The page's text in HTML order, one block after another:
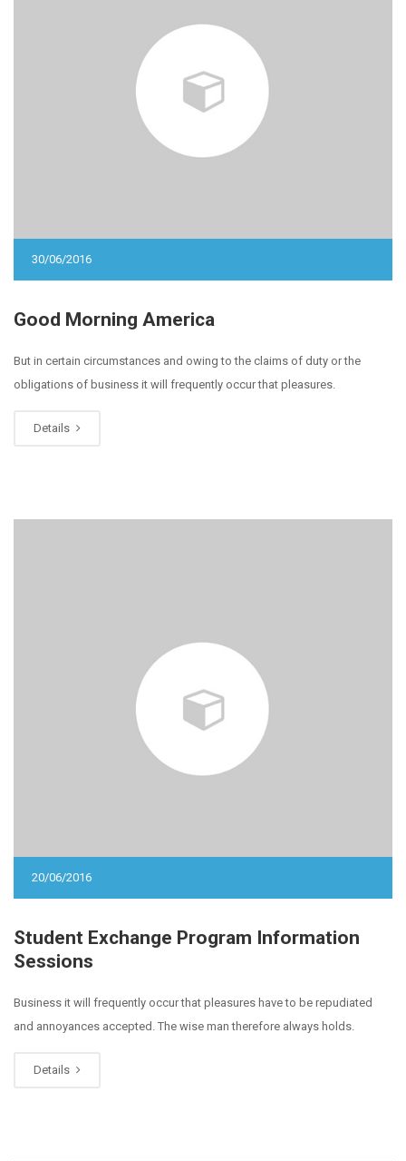
30/06/2016
Good Morning America
But in certain circumstances and owing to the claims of duty or the
obligations of business it will frequently occur that pleasures.
Details
20/06/2016
Student Exchange Program Information
Sessions
Business it will frequently occur that pleasures have to be repudiated
and annoyances accepted. The wise man therefore always holds.
Details